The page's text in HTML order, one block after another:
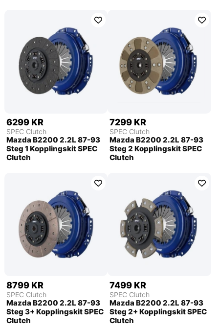
6299 KR
SPEC Clutch
Mazda B2200 2.2L 87-93
Steg 1 Kopplingskit SPEC
Clutch
7299 KR
SPEC Clutch
Mazda B2200 2.2L 87-93
Steg 2 Kopplingskit SPEC
Clutch
8799 KR
SPEC Clutch
Mazda B2200 2.2L 87-93
Steg 3+ Kopplingskit SPEC
Clutch
7499 KR
SPEC Clutch
Mazda B2200 2.2L 87-93
Steg 2+ Kopplingskit SPEC
Clutch